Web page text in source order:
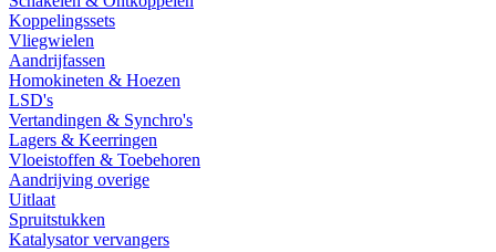
Koppelingssets
Vliegwielen
Aandrijfassen
Homokineten & Hoezen
LSD's
Vertandingen & Synchro's
Lagers & Keerringen
Vloeistoffen & Toebehoren
Aandrijving overige
Uitlaat
Spruitstukken
Katalysator vervangers